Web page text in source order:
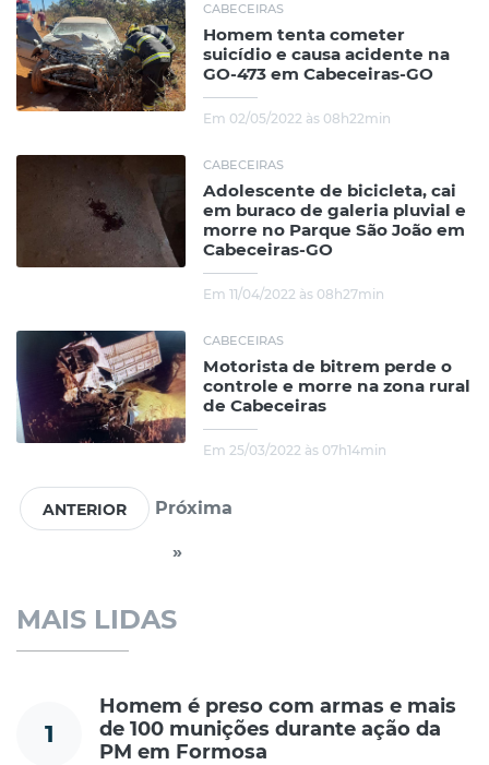
CABECEIRAS
Homem tenta cometer
suicídio e causa acidente na
GO-473 em Cabeceiras-GO
Em 02/05/2022 às 08h22min
CABECEIRAS
Adolescente de bicicleta, cai
em buraco de galeria pluvial e
morre no Parque São João em
Cabeceiras-GO
Em 11/04/2022 às 08h27min
CABECEIRAS
Motorista de bitrem perde o
controle e morre na zona rural
de Cabeceiras
Em 25/03/2022 às 07h14min
Próxima
»
MAIS LIDAS
1
Homem é preso com armas e mais
de 100 munições durante ação da
PM em Formosa